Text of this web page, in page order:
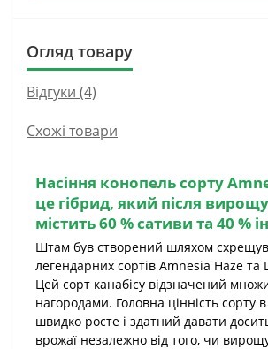
Огляд товару
Відгуки (4)
Схожі товари
Насіння конопель сорту
це гібрид, який після
містить 60 % сативи та 40 %
Штам був створений шляхом
легендарних сортів Amnesia Haze та
Цей сорт канабісу відзначений
нагородами. Головна цінність сорту
швидко росте і здатний давати
врожаї незалежно від того, чи